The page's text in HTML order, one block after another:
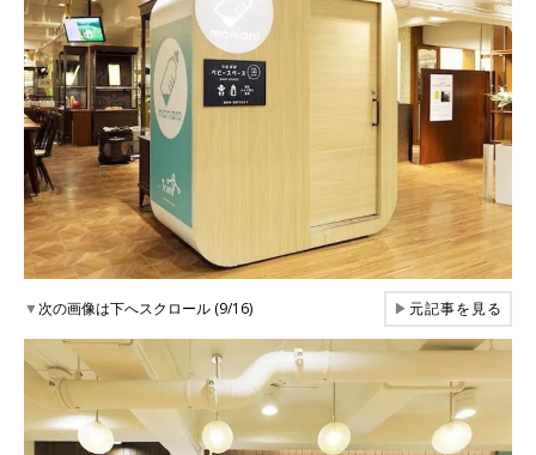
▼次の画像は下へスクロール (9/16) ▶元記事を見る